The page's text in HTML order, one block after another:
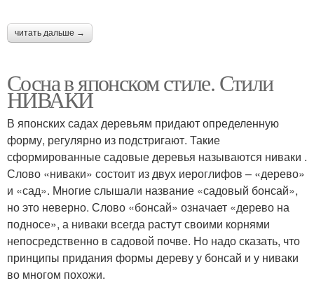
читать дальше →
Сосна в японском стиле. Стили
НИВАКИ
В японских садах деревьям придают определенную
форму, регулярно из подстригают. Такие
сформированные садовые деревья называются ниваки .
Слово «ниваки» состоит из двух иероглифов – «дерево»
и «сад». Многие слышали название «садовый бонсай»,
но это неверно. Слово «бонсай» означает «дерево на
подносе», а ниваки всегда растут своими корнями
непосредственно в садовой почве. Но надо сказать, что
принципы придания формы дереву у бонсай и у ниваки
во многом похожи.